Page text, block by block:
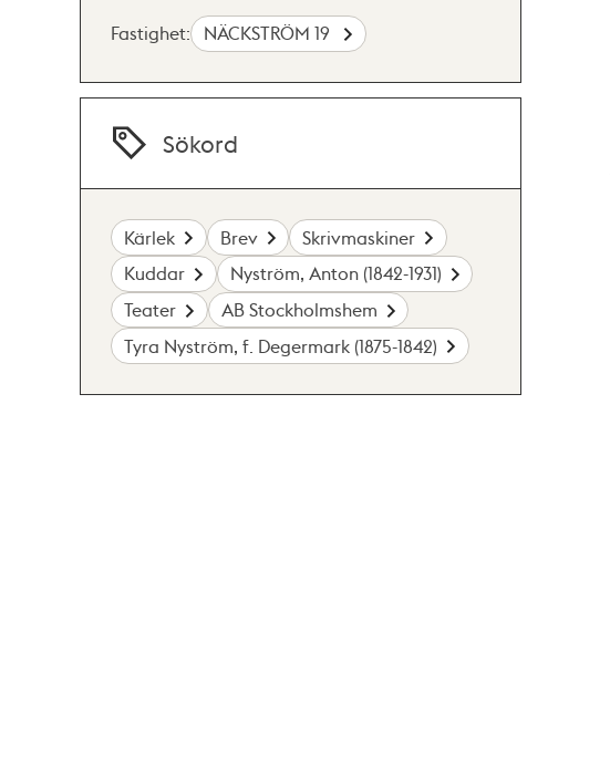
Fastighet: NÄCKSTRÖM 19
Sökord
Kärlek Brev
Skrivmaskiner
Kuddar
Nyström, Anton (1842-1931)
Teater
AB Stockholmshem
Tyra Nyström, f. Degermark (1875-1842)